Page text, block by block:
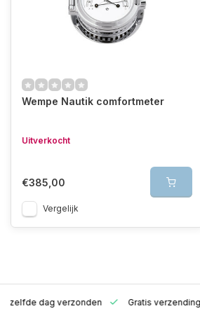
Wempe Nautik comfortmeter
Uitverkocht
€385,00
Vergelijk
zelfde dag verzonden Gratis